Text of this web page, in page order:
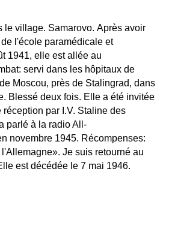
le village. Samarovo. Après avoir
l'école paramédicale et
1941, elle est allée au
servi dans les hôpitaux de
Moscou, près de Stalingrad, dans
Blessé deux fois. Elle a été invitée
par I.V. Staline des
parlé à la radio All-
novembre 1945. Récompenses:
Je suis retourné au
est décédée le 7 mai 1946.